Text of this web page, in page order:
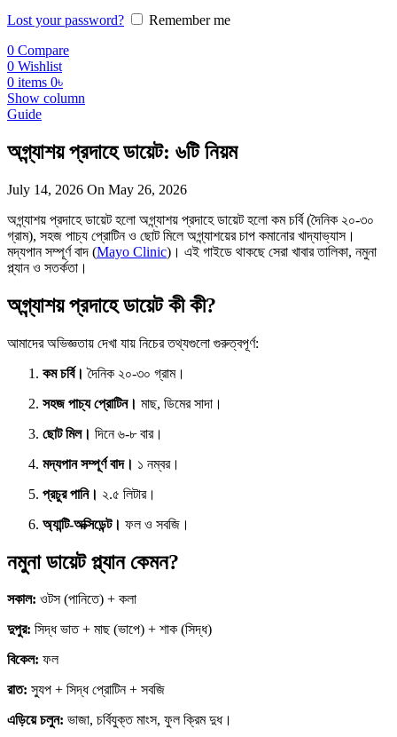
Lost your password?
Remember me
0 Compare
0 Wishlist
0 items 0৳
Show column
Guide
অগ্ন্যাশয় প্রদাহে ডায়েট: ৬টি নিয়ম
July 14, 2026 On May 26, 2026
অগ্ন্যাশয় প্রদাহে ডায়েট হলো অগ্ন্যাশয় প্রদাহে ডায়েট হলো কম চর্বি (দৈনিক ২০-৩০
গ্রাম), সহজ পাচ্য প্রোটিন ও ছোট মিলে অগ্ন্যাশয়ের চাপ কমানোর খাদ্যাভ্যাস।
মদ্যপান সম্পূর্ণ বাদ (Mayo Clinic)। এই গাইডে থাকছে সেরা খাবার তালিকা, নমুনা
প্ল্যান ও সতর্কতা।
অগ্ন্যাশয় প্রদাহে ডায়েট কী কী?
আমাদের অভিজ্ঞতায় দেখা যায় নিচের তথ্যগুলো গুরুত্বপূর্ণ:
কম চর্বি। দৈনিক ২০-৩০ গ্রাম।
সহজ পাচ্য প্রোটিন। মাছ, ডিমের সাদা।
ছোট মিল। দিনে ৬-৮ বার।
মদ্যপান সম্পূর্ণ বাদ। ১ নম্বর।
প্রচুর পানি। ২.৫ লিটার।
অ্যান্টি-অক্সিডেন্ট। ফল ও সবজি।
নমুনা ডায়েট প্ল্যান কেমন?
সকাল: ওটস (পানিতে) + কলা
দুপুর: সিদ্ধ ভাত + মাছ (ভাপে) + শাক (সিদ্ধ)
বিকেল: ফল
রাত: স্যুপ + সিদ্ধ প্রোটিন + সবজি
এড়িয়ে চলুন: ভাজা, চর্বিযুক্ত মাংস, ফুল ক্রিম দুধ।